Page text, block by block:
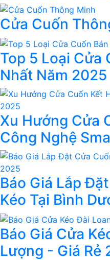
Cửa Cuốn
Top 5 Loại Cửa
Nhất Năm 2025
Xu Hướng Cửa
Công Nghệ
Báo Giá Lắp
Kéo Tại Bình
Báo Giá Cửa
Lượng - Giá Rẻ